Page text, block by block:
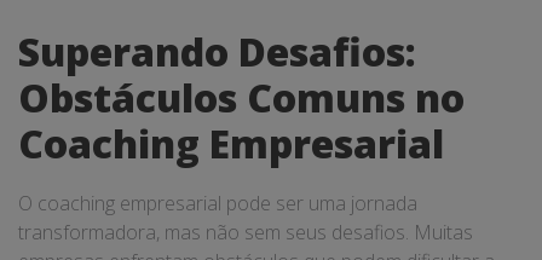
Superando Desafios:
Obstáculos Comuns no
Coaching Empresarial
O coaching empresarial pode ser uma jornada
transformadora, mas não sem seus desafios. Muitas